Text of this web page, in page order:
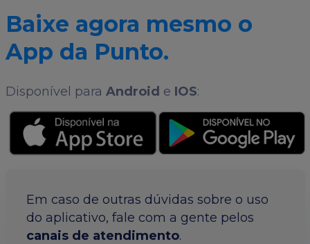
Baixe agora mesmo o
App da Punto.
Disponível para Android e IOS:
Em caso de outras dúvidas sobre o uso
do aplicativo, fale com a gente pelos
canais de atendimento.